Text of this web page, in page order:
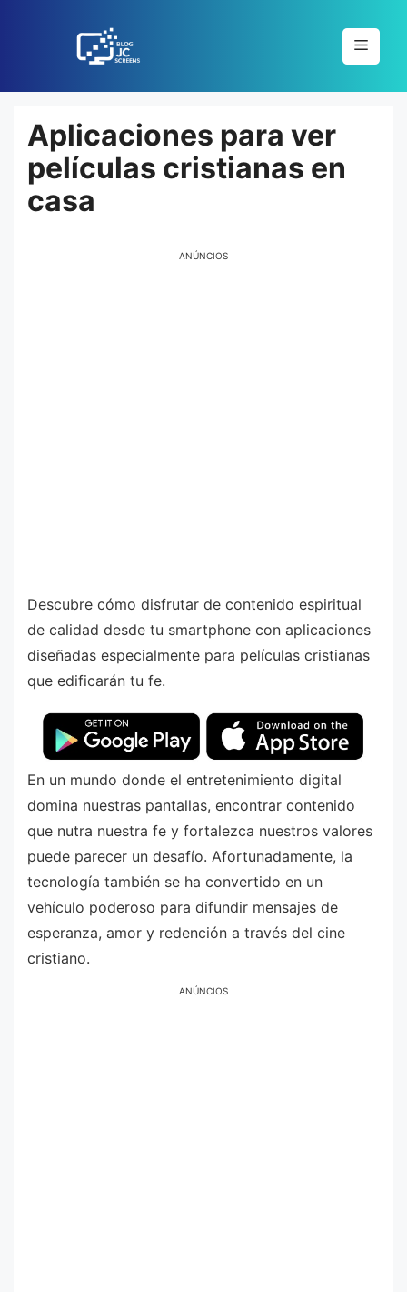
Menu
Aplicaciones para ver
películas cristianas en
casa
ANÚNCIOS
Descubre cómo disfrutar de contenido espiritual
de calidad desde tu smartphone con aplicaciones
diseñadas especialmente para películas cristianas
que edificarán tu fe.
En un mundo donde el entretenimiento digital
domina nuestras pantallas, encontrar contenido
que nutra nuestra fe y fortalezca nuestros valores
puede parecer un desafío. Afortunadamente, la
tecnología también se ha convertido en un
vehículo poderoso para difundir mensajes de
esperanza, amor y redención a través del cine
cristiano.
ANÚNCIOS